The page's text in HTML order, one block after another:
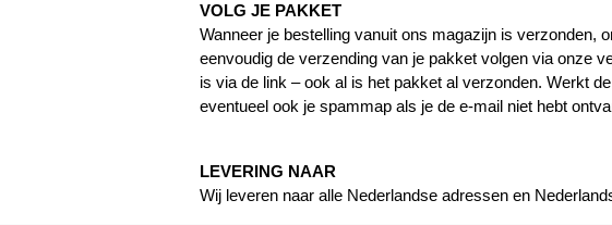
VOLG JE PAKKET
Wanneer je bestelling vanuit ons magazijn is verzonden,
eenvoudig de verzending van je pakket volgen via onze
is via de link – ook al is het pakket al verzonden. Werkt
eventueel ook je spammap als je de e-mail niet hebt
LEVERING NAAR
Wij leveren naar alle Nederlandse adressen en